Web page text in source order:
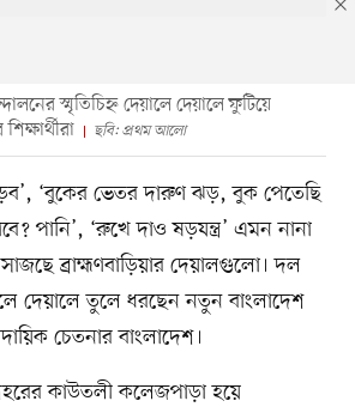
স্মৃতিচিহ্ন দেয়ালে দেয়ালে ফুটিয়ে
ছবি: প্রথম আলো
‘‍বুকের ভেতর দারুণ ঝড়, বুক পেতেছি
পানি’, ‘রুখে দাও ষড়যন্ত্র’ এমন নানা
সাজছে ব্রাহ্মণবাড়িয়ার দেয়ালগুলো। দল
দেয়ালে তুলে ধরছেন নতুন বাংলাদেশ
চেতনার বাংলাদেশ।
শহরের কাউতলী কলেজপাড়া হয়ে